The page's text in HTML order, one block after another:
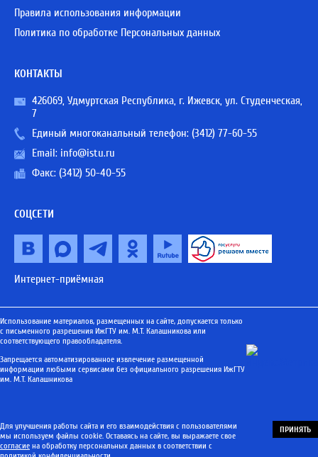
Правила использования информации
Политика по обработке Персональных данных
КОНТАКТЫ
426069, Удмуртская Республика, г. Ижевск, ул. Студенческая,
7
Единый многоканальный телефон: (3412) 77-60-55
Email: info@istu.ru
Факс: (3412) 50-40-55
СОЦСЕТИ
Интернет-приёмная
Использование материалов, размещенных на сайте, допускается только
с письменного разрешения ИжГТУ им. М.Т. Калашникова или
соответствующего правообладателя.
Запрещается автоматизированное извлечение размещенной
информации любыми сервисами без официального разрешения ИжГТУ
им. М.Т. Калашникова
Для улучшения работы сайта и его взаимодействия с пользователями
мы используем файлы cookie. Оставаясь на сайте, вы выражаете свое
согласие на обработку персональных данных в соответствии с
ПРИНЯТЬ